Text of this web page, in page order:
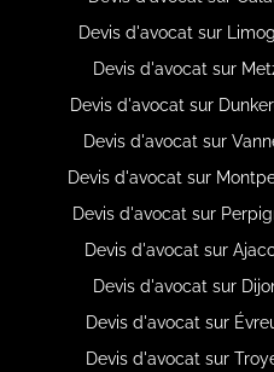
Devis d'avocat sur
Devis d'avocat sur
Devis d'avocat sur
Devis d'avocat sur
Devis d'avocat sur
Devis d'avocat sur
Devis d'avocat sur
Devis d'avocat sur
Devis d'avocat sur
Devis d'avocat sur